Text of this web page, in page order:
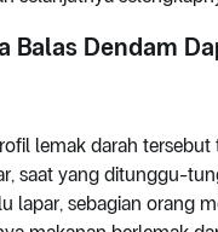
Balas Dendam
lemak darah tersebut
saat yang ditunggu-
lapar, sebagian orang